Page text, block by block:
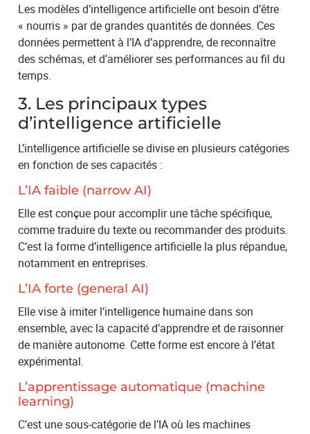
Les modèles d’intelligence artificielle ont besoin d’être
« nourris » par de grandes quantités de données. Ces
données permettent à l’IA d’apprendre, de reconnaître
des schémas, et d’améliorer ses performances au fil du
temps.
3. Les principaux types
d’intelligence artificielle
L’intelligence artificielle se divise en plusieurs catégories
en fonction de ses capacités :
L’IA faible (narrow AI)
Elle est conçue pour accomplir une tâche spécifique,
comme traduire du texte ou recommander des produits.
C’est la forme d’intelligence artificielle la plus répandue,
notamment en entreprises.
L’IA forte (general AI)
Elle vise à imiter l’intelligence humaine dans son
ensemble, avec la capacité d’apprendre et de raisonner
de manière autonome. Cette forme est encore à l’état
expérimental.
L’apprentissage automatique (machine
learning)
C’est une sous-catégorie de l’IA où les machines